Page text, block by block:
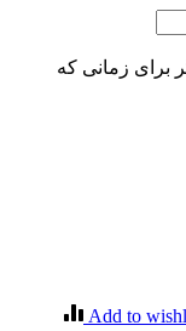
برای زمانی که
Add to